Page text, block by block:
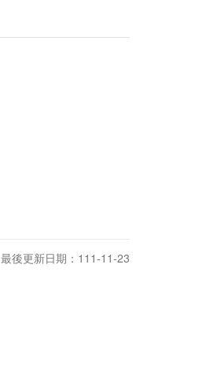
最後更新日期：111-11-23